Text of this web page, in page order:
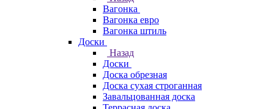
Вагонка
Вагонка евро
Вагонка штиль
Доски
Назад
Доски
Доска обрезная
Доска сухая строганная
Завальцованная доска